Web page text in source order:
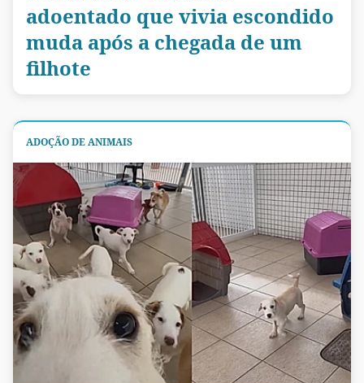
adoentado que vivia escondido
muda após a chegada de um
filhote
ADOÇÃO DE ANIMAIS